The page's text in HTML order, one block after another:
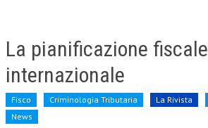
La pianificazione fiscale
internazionale
Fisco Criminologia Tributaria La Rivista
News